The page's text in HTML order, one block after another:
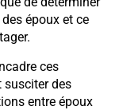
époux et ce
ces
susciter des
entre époux